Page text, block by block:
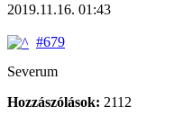
2019.11.16. 01:43
#679
Severum
Hozzászólások: 2112